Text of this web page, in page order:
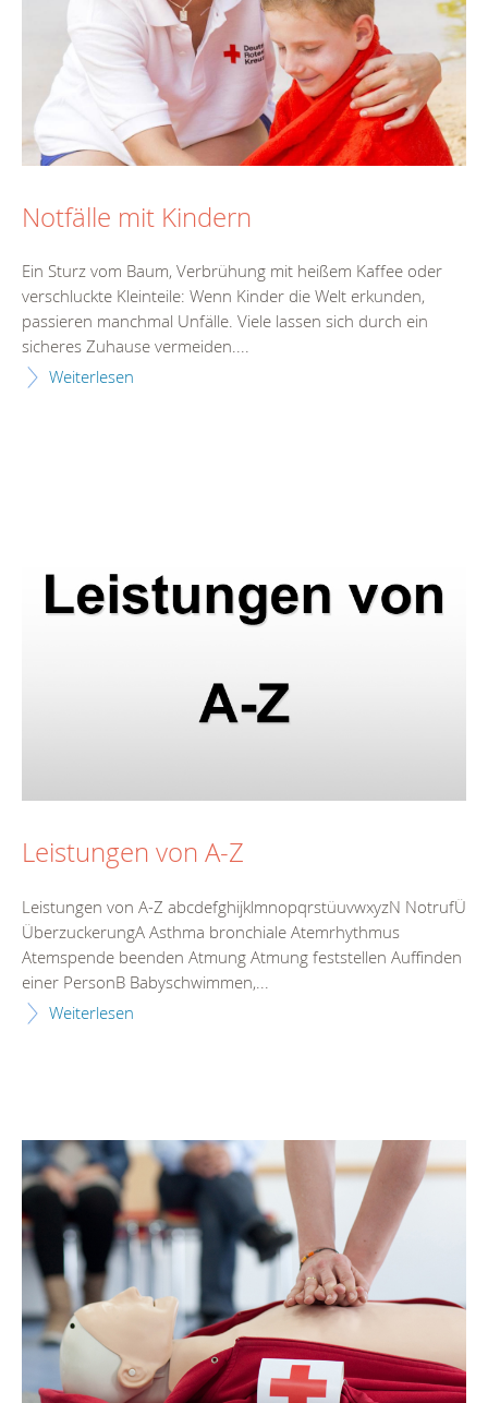
Notfälle mit Kindern
Ein Sturz vom Baum, Verbrühung mit heißem Kaffee oder
verschluckte Kleinteile: Wenn Kinder die Welt erkunden,
passieren manchmal Unfälle. Viele lassen sich durch ein
sicheres Zuhause vermeiden....
Weiterlesen
Leistungen von A-Z
Leistungen von A-Z abcdefghijklmnopqrstüuvwxyzN NotrufÜ
ÜberzuckerungA Asthma bronchiale Atemrhythmus
Atemspende beenden Atmung Atmung feststellen Auffinden
einer PersonB Babyschwimmen,...
Weiterlesen